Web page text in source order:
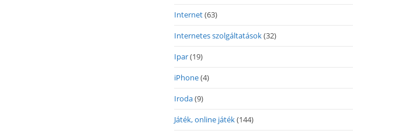
Internet(63)
Internetes szolgáltatások(32)
Ipar(19)
iPhone(4)
Iroda(9)
Játék, online játék(144)